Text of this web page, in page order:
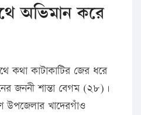
অভিমান করে
কথা কাটাকাটির জের ধরে
জননী শান্তা বেগম (২৮)।
খাদেরগাঁও